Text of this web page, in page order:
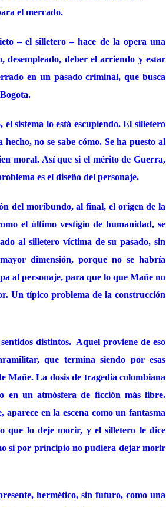
el mercado.
– el silletero – hace de la opera una
desempleado, deber el arriendo y estar
en un pasado criminal, que busca
sistema lo está escupiendo. El silletero
no se sabe cómo. Se ha puesto al
moral. Así que si el mérito de Guerra,
es el diseño del personaje.
del moribundo, al final, el origen de la
el último vestigio de humanidad, se
al silletero víctima de su pasado, sin
dimensión, porque no se habría
al personaje, para que lo que Mañe no
Un típico problema de la construcción
distintos. Aquel proviene de eso
que termina siendo por esas
Mañe. La dosis de tragedia colombiana
en un atmósfera de ficción más libre.
en la escena como un fantasma
que lo deje morir, y el silletero le dice
si por principio no pudiera dejar morir
hermético, sin futuro, como una